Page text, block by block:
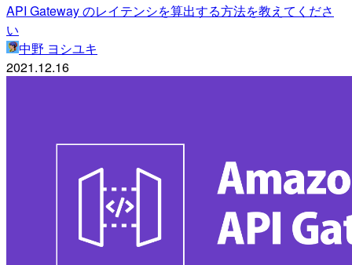
API Gateway のレイテンシを算出する方法を教えてくださ
い
中野 ヨシユキ
2021.12.16